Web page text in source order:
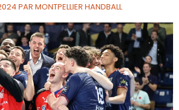
PAR MONTPELLIER HANDBALL